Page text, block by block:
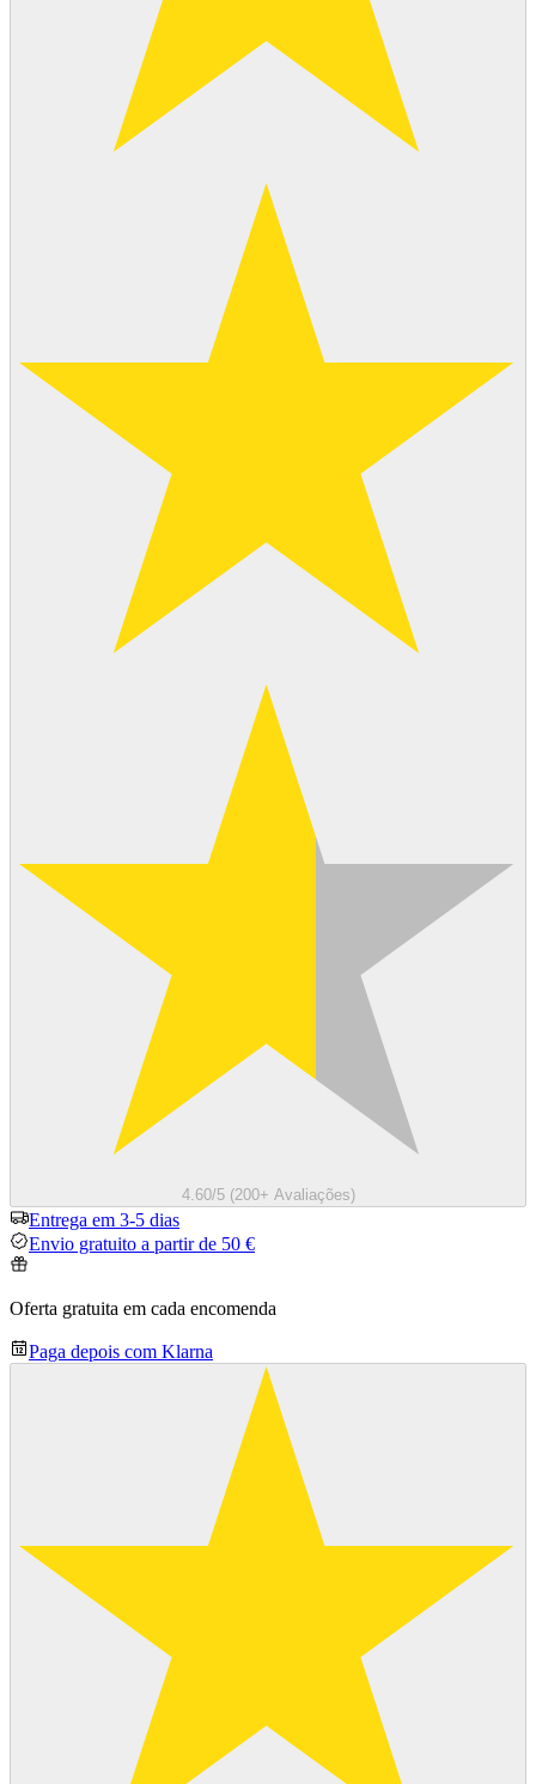
4.60/5 (200+ Avaliações)
Entrega em 3-5 dias
Envio gratuito a partir de 50 €
Oferta gratuita em cada encomenda
Paga depois com Klarna